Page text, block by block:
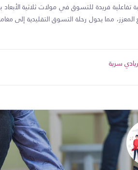
تفاعلية فريدة للتسوق في مولات ثلاثية الأبعاد
المعزز، مما يحول رحلة التسوق التقليدية إلى
سرية